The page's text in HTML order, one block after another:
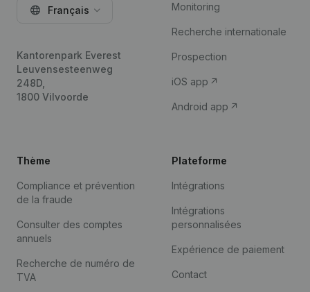
Français
Kantorenpark Everest
Leuvensesteenweg
248D,
1800 Vilvoorde
Monitoring
Recherche internationale
Prospection
iOS app
Android app
Thème
Compliance et prévention
de la fraude
Consulter des comptes
annuels
Recherche de numéro de
TVA
Plateforme
Intégrations
Intégrations
personnalisées
Expérience de paiement
Contact